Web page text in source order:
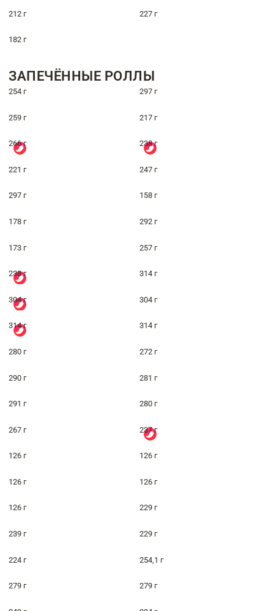
212 г 227 г
182 г
ЗАПЕЧЁННЫЕ РОЛЛЫ
254 г 297 г
259 г 217 г
266 г 238 г
221 г 247 г
297 г 158 г
178 г 292 г
173 г 257 г
238 г 314 г
304 г 304 г
314 г 314 г
280 г 272 г
290 г 281 г
291 г 280 г
267 г 237 г
126 г 126 г
126 г 126 г
126 г 229 г
239 г 229 г
224 г 254,1 г
279 г 279 г